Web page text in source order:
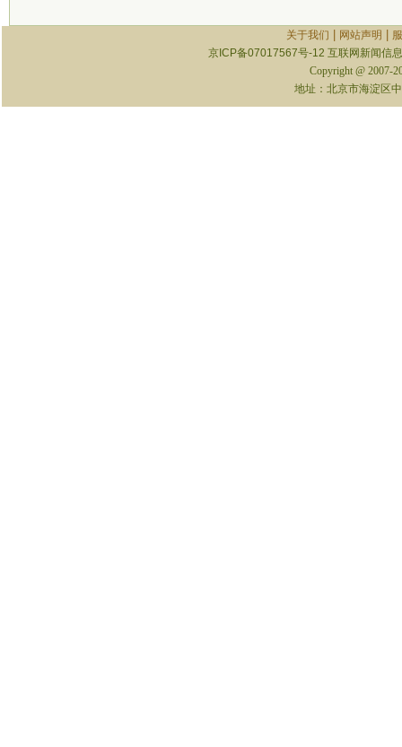
关于我们 网站声明
京ICP备07017567号-12 互联网新闻信
Copyright @ 2007-
地址：北京市海淀区